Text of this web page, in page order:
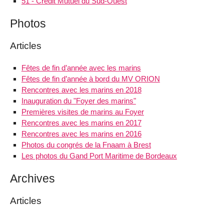
Photos
Articles
Fêtes de fin d’année avec les marins
Fêtes de fin d’année à bord du MV ORION
Rencontres avec les marins en 2018
Inauguration du "Foyer des marins"
Premières visites de marins au Foyer
Rencontres avec les marins en 2017
Rencontres avec les marins en 2016
Photos du congrés de la Fnaam à Brest
Les photos du Gand Port Maritime de Bordeaux
Archives
Articles